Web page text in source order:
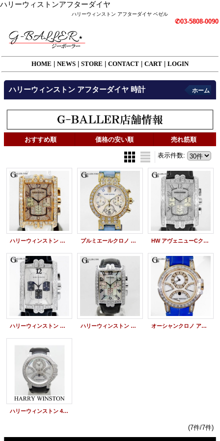
ハリーウィストンアフターダイヤ
ハリーウィンストン アフターダイヤ ベゼル
✆03-5808-0090
HOME NEWS STORE CONTACT CART LOGIN
ハリーウィンストン アフターダイヤ 時計 ホーム
おすすめ順 価格の安い順 売れ筋順
表示件数:
ハリーウィンストン アフターダイヤ アヴェニュー C クロノグラフ RG パヴェダイヤモンド 新品レザーベルト交換 プルミエールクロノ マザーオブパール HW アフターダイヤ HW アヴェニューCクロノグラフ 全面 アフターダイヤ
ハリーウィンストン 時計アフターダイヤ アヴェニューC クロノグラフ 330/MCA ハリーウィンストン アヴェニューC クロノ アフターダイヤ オーシャンクロノ アフターダイヤ HARRY WINSTON バケットダイヤ加工
ハリーウィンストン 400/MCRA44W オーシャン3レトログラードクロノグラフ アフターダイヤ
(7件/7件)